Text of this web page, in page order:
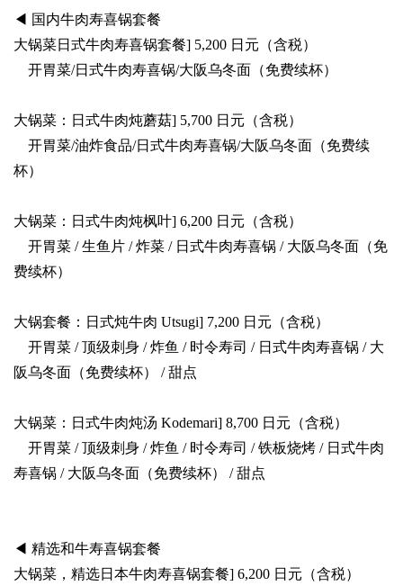
◀ 国内牛肉寿喜锅套餐
大锅菜日式牛肉寿喜锅套餐] 5,200 日元（含税）
开胃菜/日式牛肉寿喜锅/大阪乌冬面（免费续杯）
大锅菜：日式牛肉炖蘑菇] 5,700 日元（含税）
开胃菜/油炸食品/日式牛肉寿喜锅/大阪乌冬面（免费续
杯）
大锅菜：日式牛肉炖枫叶] 6,200 日元（含税）
开胃菜 / 生鱼片 / 炸菜 / 日式牛肉寿喜锅 / 大阪乌冬面（免
费续杯）
大锅套餐：日式炖牛肉 Utsugi] 7,200 日元（含税）
开胃菜 / 顶级刺身 / 炸鱼 / 时令寿司 / 日式牛肉寿喜锅 / 大
阪乌冬面（免费续杯） / 甜点
大锅菜：日式牛肉炖汤 Kodemari] 8,700 日元（含税）
开胃菜 / 顶级刺身 / 炸鱼 / 时令寿司 / 铁板烧烤 / 日式牛肉
寿喜锅 / 大阪乌冬面（免费续杯） / 甜点
◀ 精选和牛寿喜锅套餐
大锅菜，精选日本牛肉寿喜锅套餐] 6,200 日元（含税）